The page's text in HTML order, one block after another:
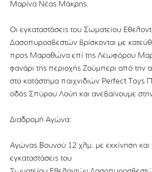
Μαρίνα Νέας Μάκρης.
Οι εγκαταστάσεις του Σωματείου
Δασοπυροσβεστών βρίσκονται με
προς Μαραθώνα επί της Λεωφόρου
φανάρι της περιοχής Ζούμπερι από την
στο κατάστημα παιχνιδιών Perfect Toys
οδός Σπύρου Λούη και ανεβαίνουμε
Διαδρομή Αγώνα:
Αγώνας Βουνού 12 χλμ. με εκκίνηση και
εγκαταστάσεις του